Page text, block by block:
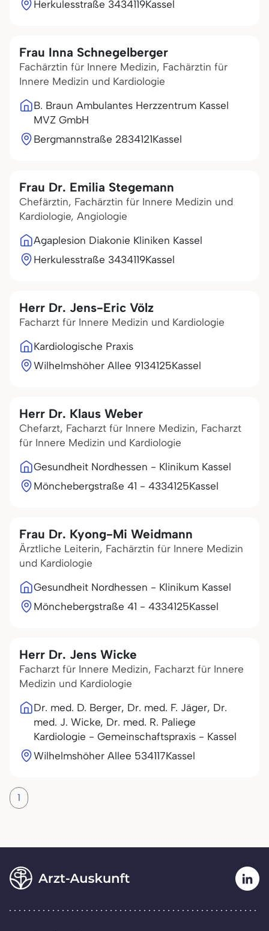
Herkulesstraße 3434119Kassel
Frau Inna Schnegelberger
Fachärztin für Innere Medizin, Fachärztin für
Innere Medizin und Kardiologie
B. Braun Ambulantes Herzzentrum Kassel
MVZ GmbH
Bergmannstraße 2834121Kassel
Frau Dr. Emilia Stegemann
Chefärztin, Fachärztin für Innere Medizin und
Kardiologie, Angiologie
Agaplesion Diakonie Kliniken Kassel
Herkulesstraße 3434119Kassel
Herr Dr. Jens-Eric Völz
Facharzt für Innere Medizin und Kardiologie
Kardiologische Praxis
Wilhelmshöher Allee 9134125Kassel
Herr Dr. Klaus Weber
Chefarzt, Facharzt für Innere Medizin, Facharzt
für Innere Medizin und Kardiologie
Gesundheit Nordhessen - Klinikum Kassel
Mönchebergstraße 41 - 4334125Kassel
Frau Dr. Kyong-Mi Weidmann
Ärztliche Leiterin, Fachärztin für Innere Medizin
und Kardiologie
Gesundheit Nordhessen - Klinikum Kassel
Mönchebergstraße 41 - 4334125Kassel
Herr Dr. Jens Wicke
Facharzt für Innere Medizin, Facharzt für Innere
Medizin und Kardiologie
Dr. med. D. Berger, Dr. med. F. Jäger, Dr.
med. J. Wicke, Dr. med. R. Paliege
Kardiologie - Gemeinschaftspraxis - Kassel
Wilhelmshöher Allee 534117Kassel
1